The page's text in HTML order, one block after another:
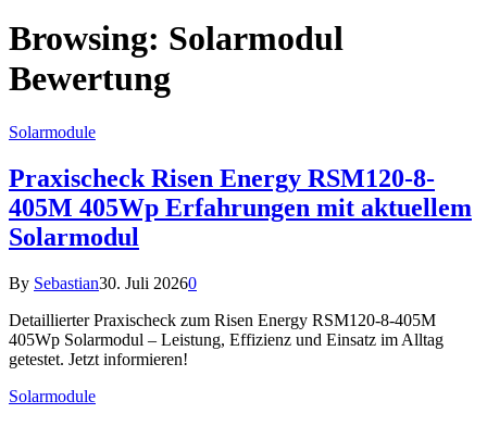
Browsing: Solarmodul
Bewertung
Solarmodule
Praxischeck Risen Energy RSM120-8-
405M 405Wp Erfahrungen mit aktuellem
Solarmodul
By Sebastian30. Juli 20260
Detaillierter Praxischeck zum Risen Energy RSM120-8-405M
405Wp Solarmodul – Leistung, Effizienz und Einsatz im Alltag
getestet. Jetzt informieren!
Solarmodule